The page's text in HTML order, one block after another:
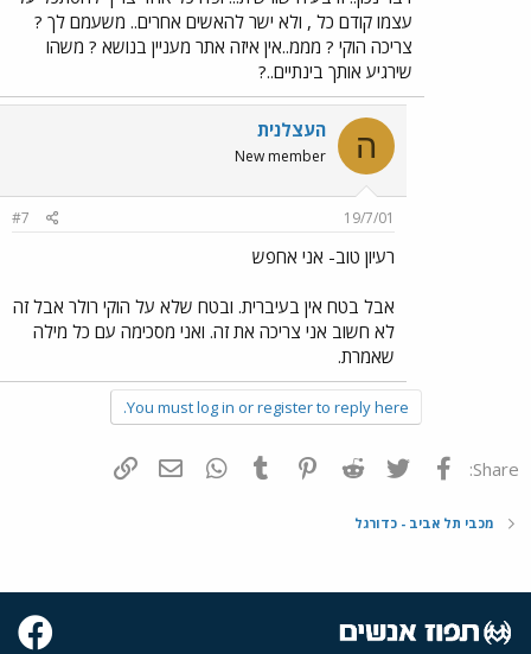
עצמו קודם כל , ולא ישר להאשים אחרים.. משעמם לך ?
צריכה הוקי ? מממ..אין איזה אתר מעניין בנושא ? משהו
שירגיע אותך בינתיים..?
ה העצלנית
New member
19/7/01
#7
רעיון טוב- אני אחפש
אבל בטח אין בעיברית. ובטח שלא על הוקי רולר אבל זה
לא חשוב אני צריכה את זה. ואני מסכימה עם כל מילה
שאמרת.
You must log in or register to reply here.
Share: פייסבוק Twitter
Reddit
Pinterest
Tumblr
WhatsAppדואר אלקטרוני
מכבי תל אביב - כדורגל